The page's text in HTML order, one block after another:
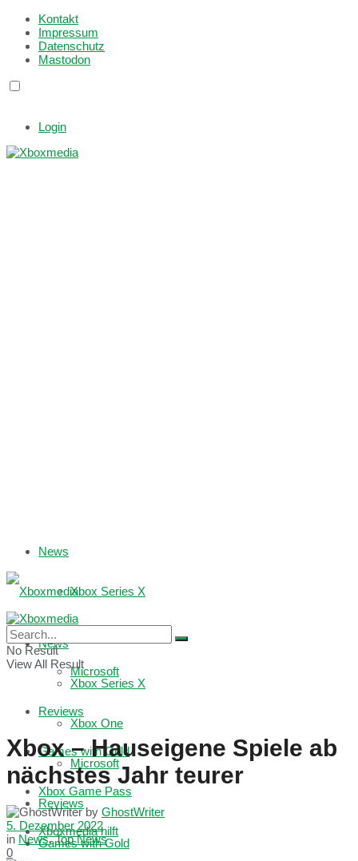
Kontakt
Impressum
Datenschutz
Mastodon
Login
News
Xbox Series X
Microsoft
Reviews
Games with Gold
Xbox Game Pass
Xboxmedia hilft
News
Xbox Series X
Xbox One
Microsoft
Reviews
Games with Gold
No Result
View All Result
Xbox – Hauseigene Spiele ab
nächstes Jahr teurer
by GhostWriter
5. Dezember 2022
in News,Top News
0